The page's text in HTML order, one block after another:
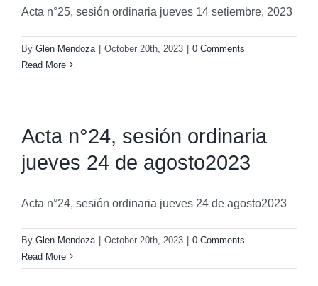
Acta n°25, sesión ordinaria jueves 14 setiembre, 2023
By Glen Mendoza October 20th, 2023
0 Comments
Read More
Acta n°24, sesión ordinaria
jueves 24 de agosto2023
Acta n°24, sesión ordinaria jueves 24 de agosto2023
By Glen Mendoza October 20th, 2023
0 Comments
Read More